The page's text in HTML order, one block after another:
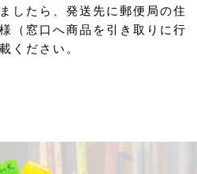
したら、発送先に郵便局の住
（窓口へ商品を引き取りに行
ください。